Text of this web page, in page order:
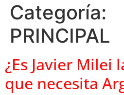
Categoría:
PRINCIPAL
¿Es Javier Milei
que necesita